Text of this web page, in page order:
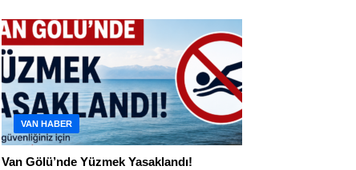
VAN HABER
Van Gölü’nde Yüzmek Yasaklandı!